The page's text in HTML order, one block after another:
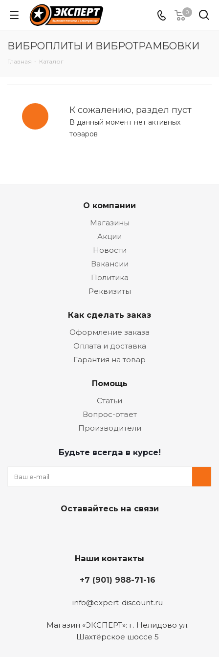
0
ВИБРОПЛИТЫ И ВИБРОТРАМБОВКИ
Главная - Каталог
К сожалению, раздел пуст
В данный момент нет активных
товаров
О компании
Магазины
Акции
Новости
Вакансии
Политика
Реквизиты
Как сделать заказ
Оформление заказа
Оплата и доставка
Гарантия на товар
Помощь
Статьи
Вопрос-ответ
Производители
Будьте всегда в курсе!
Оставайтесь на связи
Наши контакты
+7 (901) 988-71-16
info@expert-discount.ru
Магазин «ЭКСПЕРТ»: г. Нелидово ул.
Шахтёрское шоссе 5